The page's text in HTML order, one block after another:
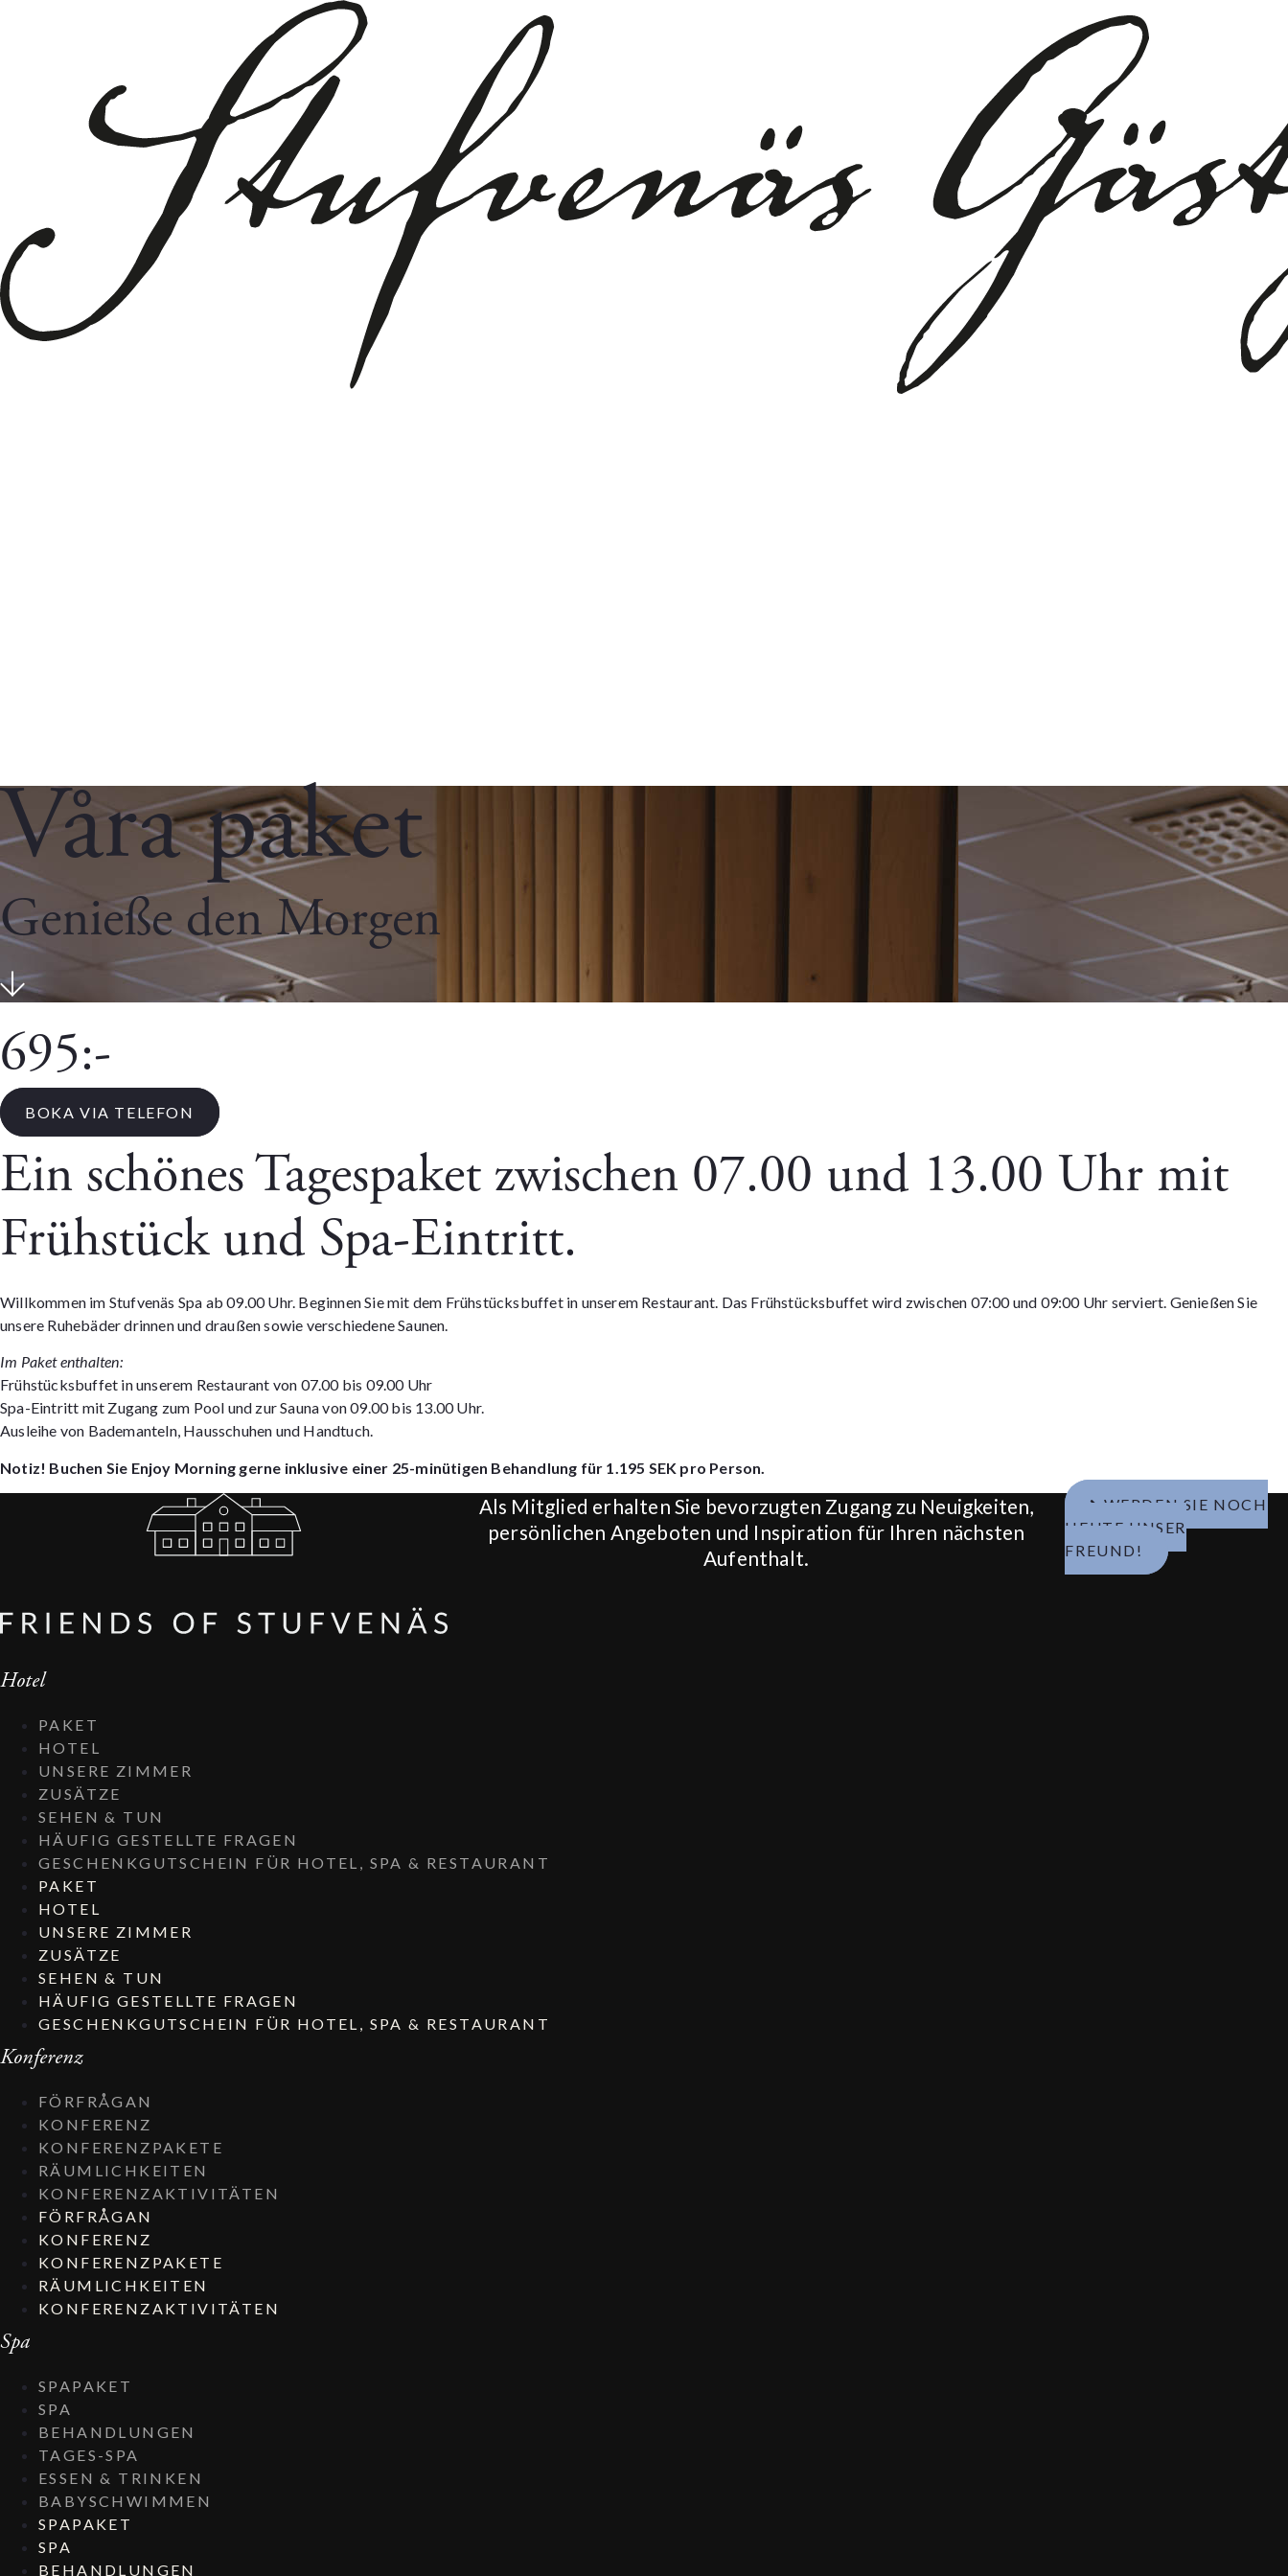
Våra paket
Genieße den Morgen
695:-
BOKA VIA TELEFON
Ein schönes Tagespaket zwischen 07.00 und 13.00 Uhr mit
Frühstück und Spa-Eintritt.
Willkommen im Stufvenäs Spa ab 09.00 Uhr. Beginnen Sie mit dem Frühstücksbuffet in unserem Restaurant. Das Frühstücksbuffet wird zwischen 07:00 und 09:00 Uhr serviert. Genießen Sie
unsere Ruhebäder drinnen und draußen sowie verschiedene Saunen.
Im Paket enthalten:
Frühstücksbuffet in unserem Restaurant von 07.00 bis 09.00 Uhr
Spa-Eintritt mit Zugang zum Pool und zur Sauna von 09.00 bis 13.00 Uhr.
Ausleihe von Bademanteln, Hausschuhen und Handtuch.
Notiz! Buchen Sie Enjoy Morning gerne inklusive einer 25-minütigen Behandlung für 1.195 SEK pro Person.
Als Mitglied erhalten Sie bevorzugten Zugang zu Neuigkeiten,
persönlichen Angeboten und Inspiration für Ihren nächsten
Aufenthalt.
WERDEN SIE NOCH
HEUTE UNSER
FREUND!
Hotel
PAKET
HOTEL
UNSERE ZIMMER
ZUSÄTZE
SEHEN & TUN
HÄUFIG GESTELLTE FRAGEN
GESCHENKGUTSCHEIN FÜR HOTEL, SPA & RESTAURANT
PAKET
HOTEL
UNSERE ZIMMER
ZUSÄTZE
SEHEN & TUN
HÄUFIG GESTELLTE FRAGEN
GESCHENKGUTSCHEIN FÜR HOTEL, SPA & RESTAURANT
Konferenz
FÖRFRÅGAN
KONFERENZ
KONFERENZPAKETE
RÄUMLICHKEITEN
KONFERENZAKTIVITÄTEN
FÖRFRÅGAN
KONFERENZ
KONFERENZPAKETE
RÄUMLICHKEITEN
KONFERENZAKTIVITÄTEN
Spa
SPAPAKET
SPA
BEHANDLUNGEN
TAGES-SPA
ESSEN & TRINKEN
BABYSCHWIMMEN
SPAPAKET
SPA
BEHANDLUNGEN